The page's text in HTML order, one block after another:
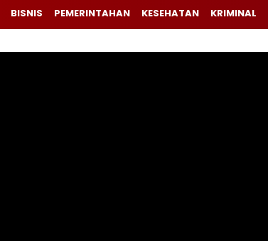
BISNIS PEMERINTAHAN KESEHATAN KRIMINAL